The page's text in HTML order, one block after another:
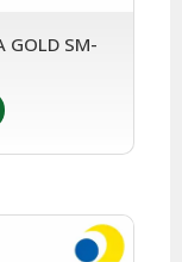
GOLD SM-